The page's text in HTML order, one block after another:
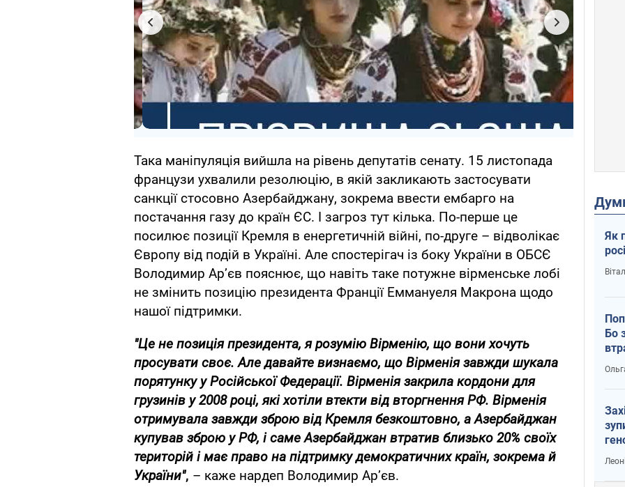
Така маніпуляція вийшла на рівень депутатів сенату. 15 листопада
французи ухвалили резолюцію, в якій закликають застосувати
санкції стосовно Азербайджану, зокрема ввести ембарго на
постачання газу до країн ЄС. І загроз тут кілька. По-перше це
посилює позиції Кремля в енергетичній війні, по-друге – відволікає
Європу від подій в Україні. Але спостерігач із боку України в ОБСЄ
Володимир Ар’єв пояснює, що навіть таке потужне вірменське лобі
не змінить позицію президента Франції Еммануеля Макрона щодо
нашої підтримки.
"Це не позиція президента, я розумію Вірменію, що вони хочуть
просувати своє. Але давайте визнаємо, що Вірменія завжди шукала
порятунку у Російської Федерації. Вірменія закрила кордони для
грузинів у 2008 році, які хотіли втекти від вторгнення РФ. Вірменія
отримувала завжди зброю від Кремля безкоштовно, а Азербайджан
купував зброю у РФ, і саме Азербайджан втратив близько 20% своїх
територій і має право на підтримку демократичних країн, зокрема й
України", – каже нардеп Володимир Ар’єв.
Як
Бо